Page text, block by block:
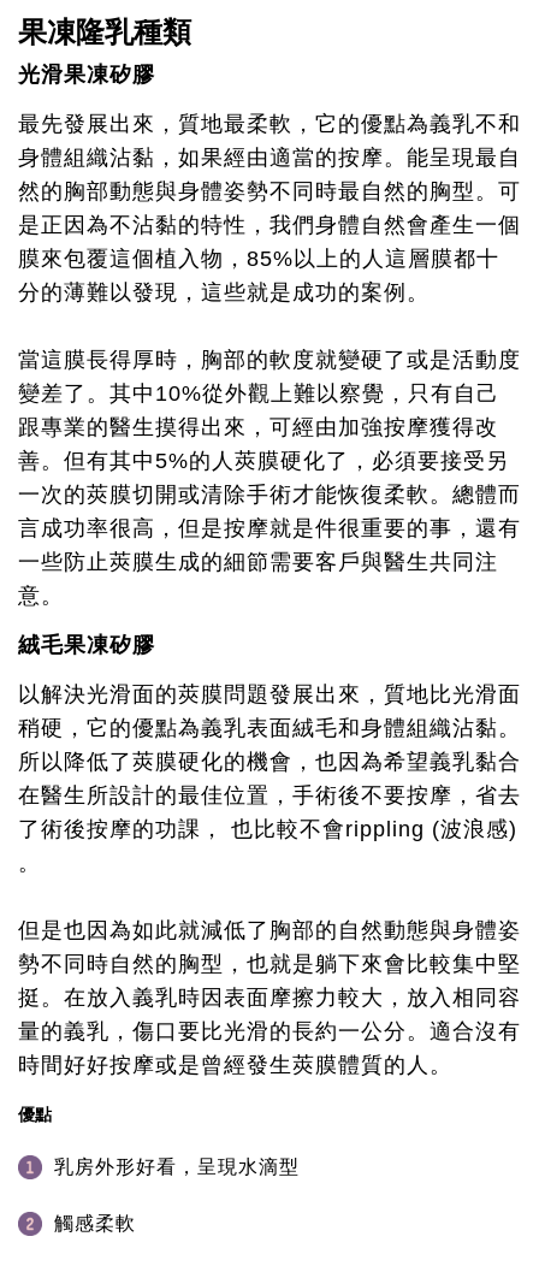
果凍隆乳種類
光滑果凍矽膠
最先發展出來，質地最柔軟，它的優點為義乳不和
身體組織沾黏，如果經由適當的按摩。能呈現最自
然的胸部動態與身體姿勢不同時最自然的胸型。可
是正因為不沾黏的特性，我們身體自然會產生一個
膜來包覆這個植入物，85%以上的人這層膜都十
分的薄難以發現，這些就是成功的案例。
當這膜長得厚時，胸部的軟度就變硬了或是活動度
變差了。其中10%從外觀上難以察覺，只有自己
跟專業的醫生摸得出來，可經由加強按摩獲得改
善。但有其中5%的人莢膜硬化了，必須要接受另
一次的莢膜切開或清除手術才能恢復柔軟。總體而
言成功率很高，但是按摩就是件很重要的事，還有
一些防止莢膜生成的細節需要客戶與醫生共同注
意。
絨毛果凍矽膠
以解決光滑面的莢膜問題發展出來，質地比光滑面
稍硬，它的優點為義乳表面絨毛和身體組織沾黏。
所以降低了莢膜硬化的機會，也因為希望義乳黏合
在醫生所設計的最佳位置，手術後不要按摩，省去
了術後按摩的功課， 也比較不會rippling (波浪感)
。
但是也因為如此就減低了胸部的自然動態與身體姿
勢不同時自然的胸型，也就是躺下來會比較集中堅
挺。在放入義乳時因表面摩擦力較大，放入相同容
量的義乳，傷口要比光滑的長約一公分。適合沒有
時間好好按摩或是曾經發生莢膜體質的人。
優點
乳房外形好看，呈現水滴型
觸感柔軟